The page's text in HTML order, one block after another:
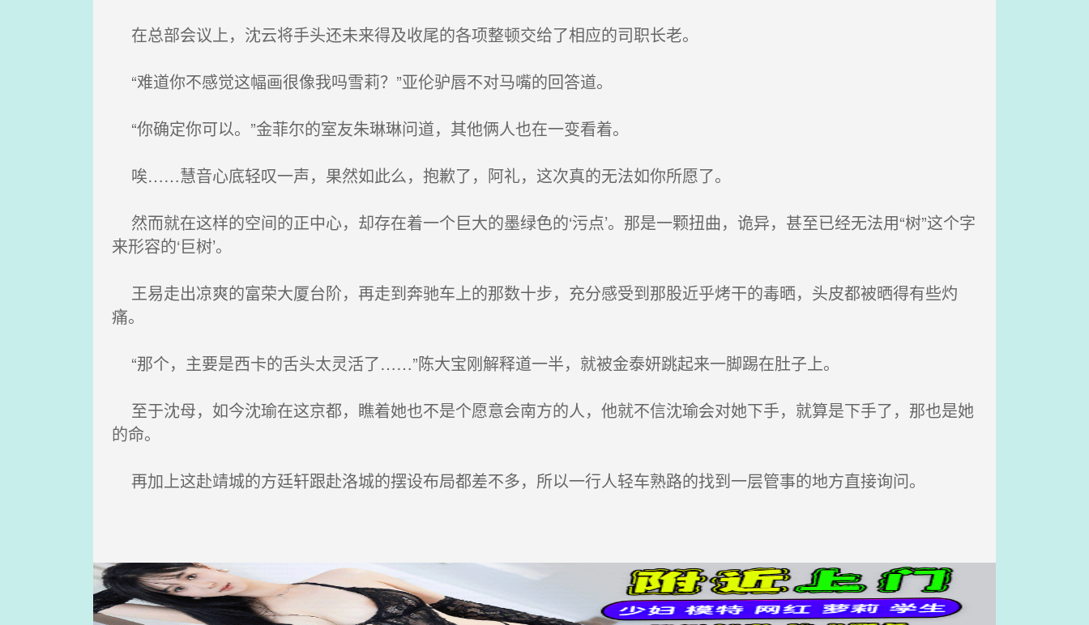
在总部会议上，沈云将手头还未来得及收尾的各项整顿交给了相应的司职长老。
“难道你不感觉这幅画很像我吗雪莉？”亚伦驴唇不对马嘴的回答道。
“你确定你可以。”金菲尔的室友朱琳琳问道，其他俩人也在一变看着。
唉……慧音心底轻叹一声，果然如此么，抱歉了，阿礼，这次真的无法如你所愿了。
然而就在这样的空间的正中心，却存在着一个巨大的墨绿色的‘污点’。那是一颗扭曲，诡异，甚至已经无法用“树”这个字
来形容的‘巨树’。
王易走出凉爽的富荣大厦台阶，再走到奔驰车上的那数十步，充分感受到那股近乎烤干的毒晒，头皮都被晒得有些灼
痛。
“那个，主要是西卡的舌头太灵活了……”陈大宝刚解释道一半，就被金泰妍跳起来一脚踢在肚子上。
至于沈母，如今沈瑜在这京都，瞧着她也不是个愿意会南方的人，他就不信沈瑜会对她下手，就算是下手了，那也是她
的命。
再加上这赴靖城的方廷轩跟赴洛城的摆设布局都差不多，所以一行人轻车熟路的找到一层管事的地方直接询问。